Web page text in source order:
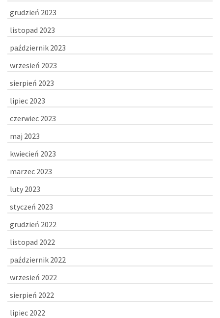
grudzień 2023
listopad 2023
październik 2023
wrzesień 2023
sierpień 2023
lipiec 2023
czerwiec 2023
maj 2023
kwiecień 2023
marzec 2023
luty 2023
styczeń 2023
grudzień 2022
listopad 2022
październik 2022
wrzesień 2022
sierpień 2022
lipiec 2022